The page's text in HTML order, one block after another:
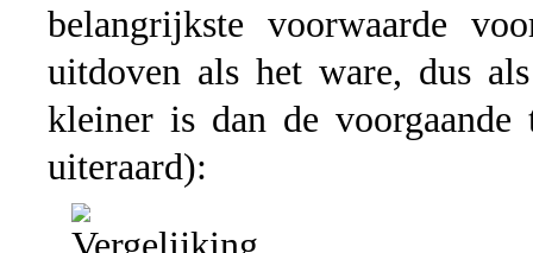
belangrijkste voorwaarde
uitdoven als het ware, dus
kleiner is dan de
uiteraard):